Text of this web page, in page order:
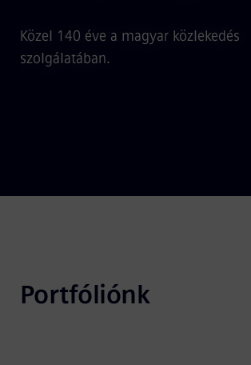
Közel 140 éve a magyar közlekedés
szolgálatában.
Portfóliónk